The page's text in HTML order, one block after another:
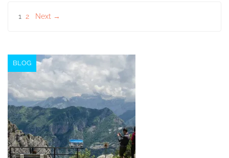
Posts
1 2 Next →
BLOG